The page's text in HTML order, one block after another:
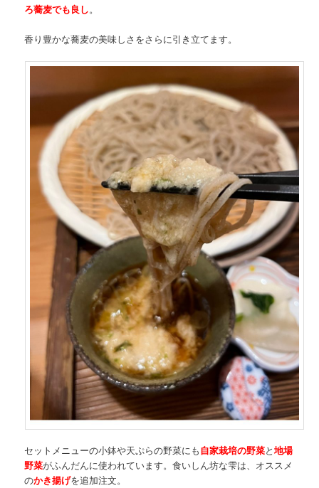
ろ蕎麦でも良し。
香り豊かな蕎麦の美味しさをさらに引き立てます。
セットメニューの小鉢や天ぷらの野菜にも自家栽培の野菜と地場
野菜がふんだんに使われています。食いしん坊な雫は、オススメ
のかき揚げを追加注文。